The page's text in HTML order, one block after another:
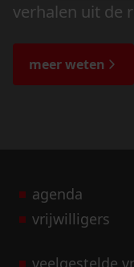
verhalen uit de
de bijzondere
meer weten
agenda
vrijwilligers